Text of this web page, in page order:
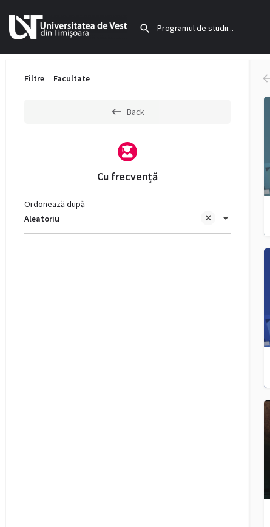
Filtre Facultate
Back
Cu frecvență
Aleatoriu
Ordonează după